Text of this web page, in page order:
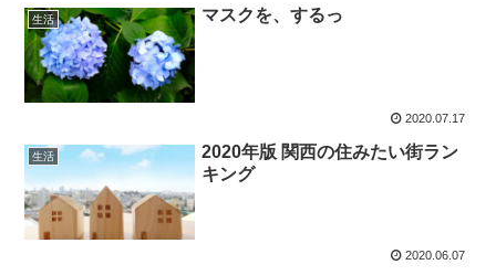
生活 マスクを、するっ
2020.07.17
生活
2020年版 関西の住みたい街ラン
キング
2020.06.07